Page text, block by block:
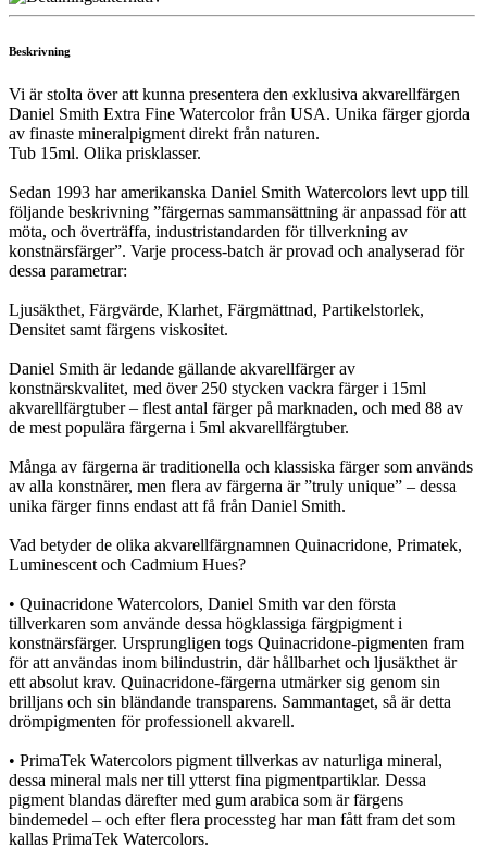
Beskrivning
Vi är stolta över att kunna presentera den exklusiva akvarellfärgen
Daniel Smith Extra Fine Watercolor från USA. Unika färger gjorda
av finaste mineralpigment direkt från naturen.
Tub 15ml. Olika prisklasser.
Sedan 1993 har amerikanska Daniel Smith Watercolors levt upp till
följande beskrivning ”färgernas sammansättning är anpassad för att
möta, och överträffa, industristandarden för tillverkning av
konstnärsfärger”. Varje process-batch är provad och analyserad för
dessa parametrar:
Ljusäkthet, Färgvärde, Klarhet, Färgmättnad, Partikelstorlek,
Densitet samt färgens viskositet.
Daniel Smith är ledande gällande akvarellfärger av
konstnärskvalitet, med över 250 stycken vackra färger i 15ml
akvarellfärgtuber – flest antal färger på marknaden, och med 88 av
de mest populära färgerna i 5ml akvarellfärgtuber.
Många av färgerna är traditionella och klassiska färger som används
av alla konstnärer, men flera av färgerna är ”truly unique” – dessa
unika färger finns endast att få från Daniel Smith.
Vad betyder de olika akvarellfärgnamnen Quinacridone, Primatek,
Luminescent och Cadmium Hues?
• Quinacridone Watercolors, Daniel Smith var den första
tillverkaren som använde dessa högklassiga färgpigment i
konstnärsfärger. Ursprungligen togs Quinacridone-pigmenten fram
för att användas inom bilindustrin, där hållbarhet och ljusäkthet är
ett absolut krav. Quinacridone-färgerna utmärker sig genom sin
brilljans och sin bländande transparens. Sammantaget, så är detta
drömpigmenten för professionell akvarell.
• PrimaTek Watercolors pigment tillverkas av naturliga mineral,
dessa mineral mals ner till ytterst fina pigmentpartiklar. Dessa
pigment blandas därefter med gum arabica som är färgens
bindemedel – och efter flera processteg har man fått fram det som
kallas PrimaTek Watercolors.